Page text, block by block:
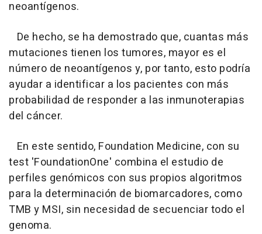
neoantígenos.
De hecho, se ha demostrado que, cuantas más
mutaciones tienen los tumores, mayor es el
número de neoantígenos y, por tanto, esto podría
ayudar a identificar a los pacientes con más
probabilidad de responder a las inmunoterapias
del cáncer.
En este sentido, Foundation Medicine, con su
test 'FoundationOne' combina el estudio de
perfiles genómicos con sus propios algoritmos
para la determinación de biomarcadores, como
TMB y MSI, sin necesidad de secuenciar todo el
genoma.